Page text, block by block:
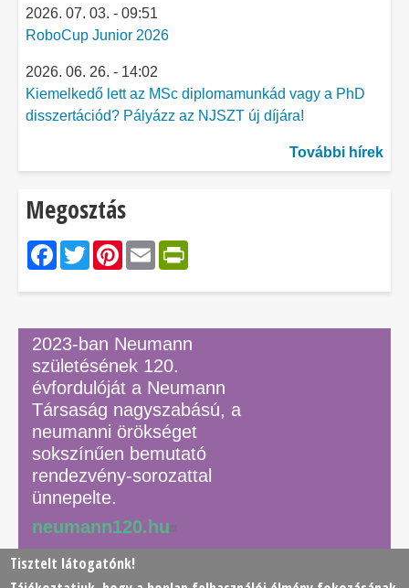
2026. 07. 03. - 09:51
RoboCup Junior 2026
2026. 06. 26. - 14:02
Kiemelkedő lett az MSc diplomamunkád vagy a PhD
disszertációd? Pályázz az NJSZT új díjára!
További hírek
Megosztás
Facebook
Twitter
Pinterest
Email
2023-ban Neumann
születésének 120.
évfordulóját a Neumann
Társaság nagyszabású, a
neumanni örökséget
sokszínűen bemutató
rendezvény-sorozattal
ünnepelte.
neumann120.hu
Tisztelt látogatónk!